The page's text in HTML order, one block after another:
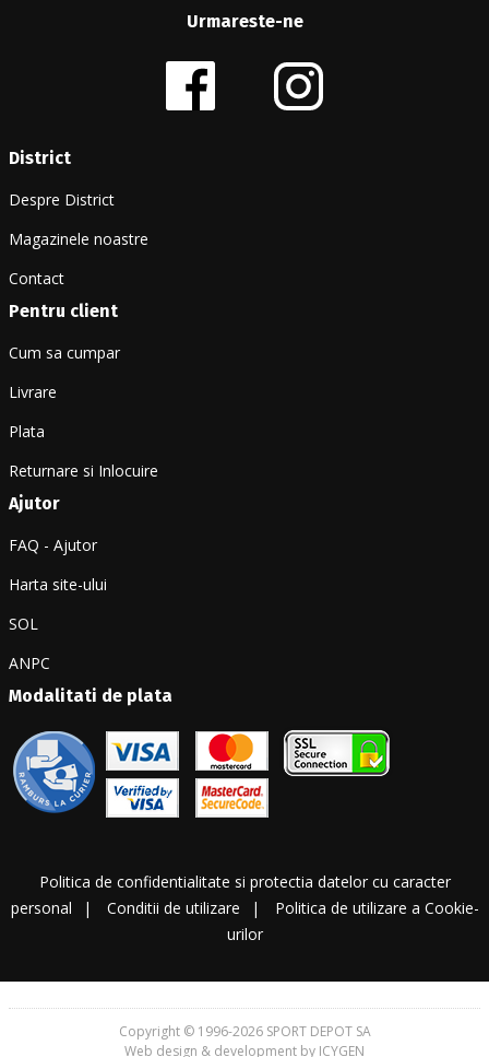
Urmareste-ne
District
Despre District
Magazinele noastre
Contact
Pentru client
Cum sa cumpar
Livrare
Plata
Returnare si Inlocuire
Ajutor
FAQ - Ajutor
Harta site-ului
SOL
ANPC
Modalitati de plata
Politica de confidentialitate si protectia datelor cu caracter
personal
Conditii de utilizare
Politica de utilizare a Cookie-
urilor
Copyright © 1996-2026 SPORT DEPOT SA
Web design & development by ICYGEN